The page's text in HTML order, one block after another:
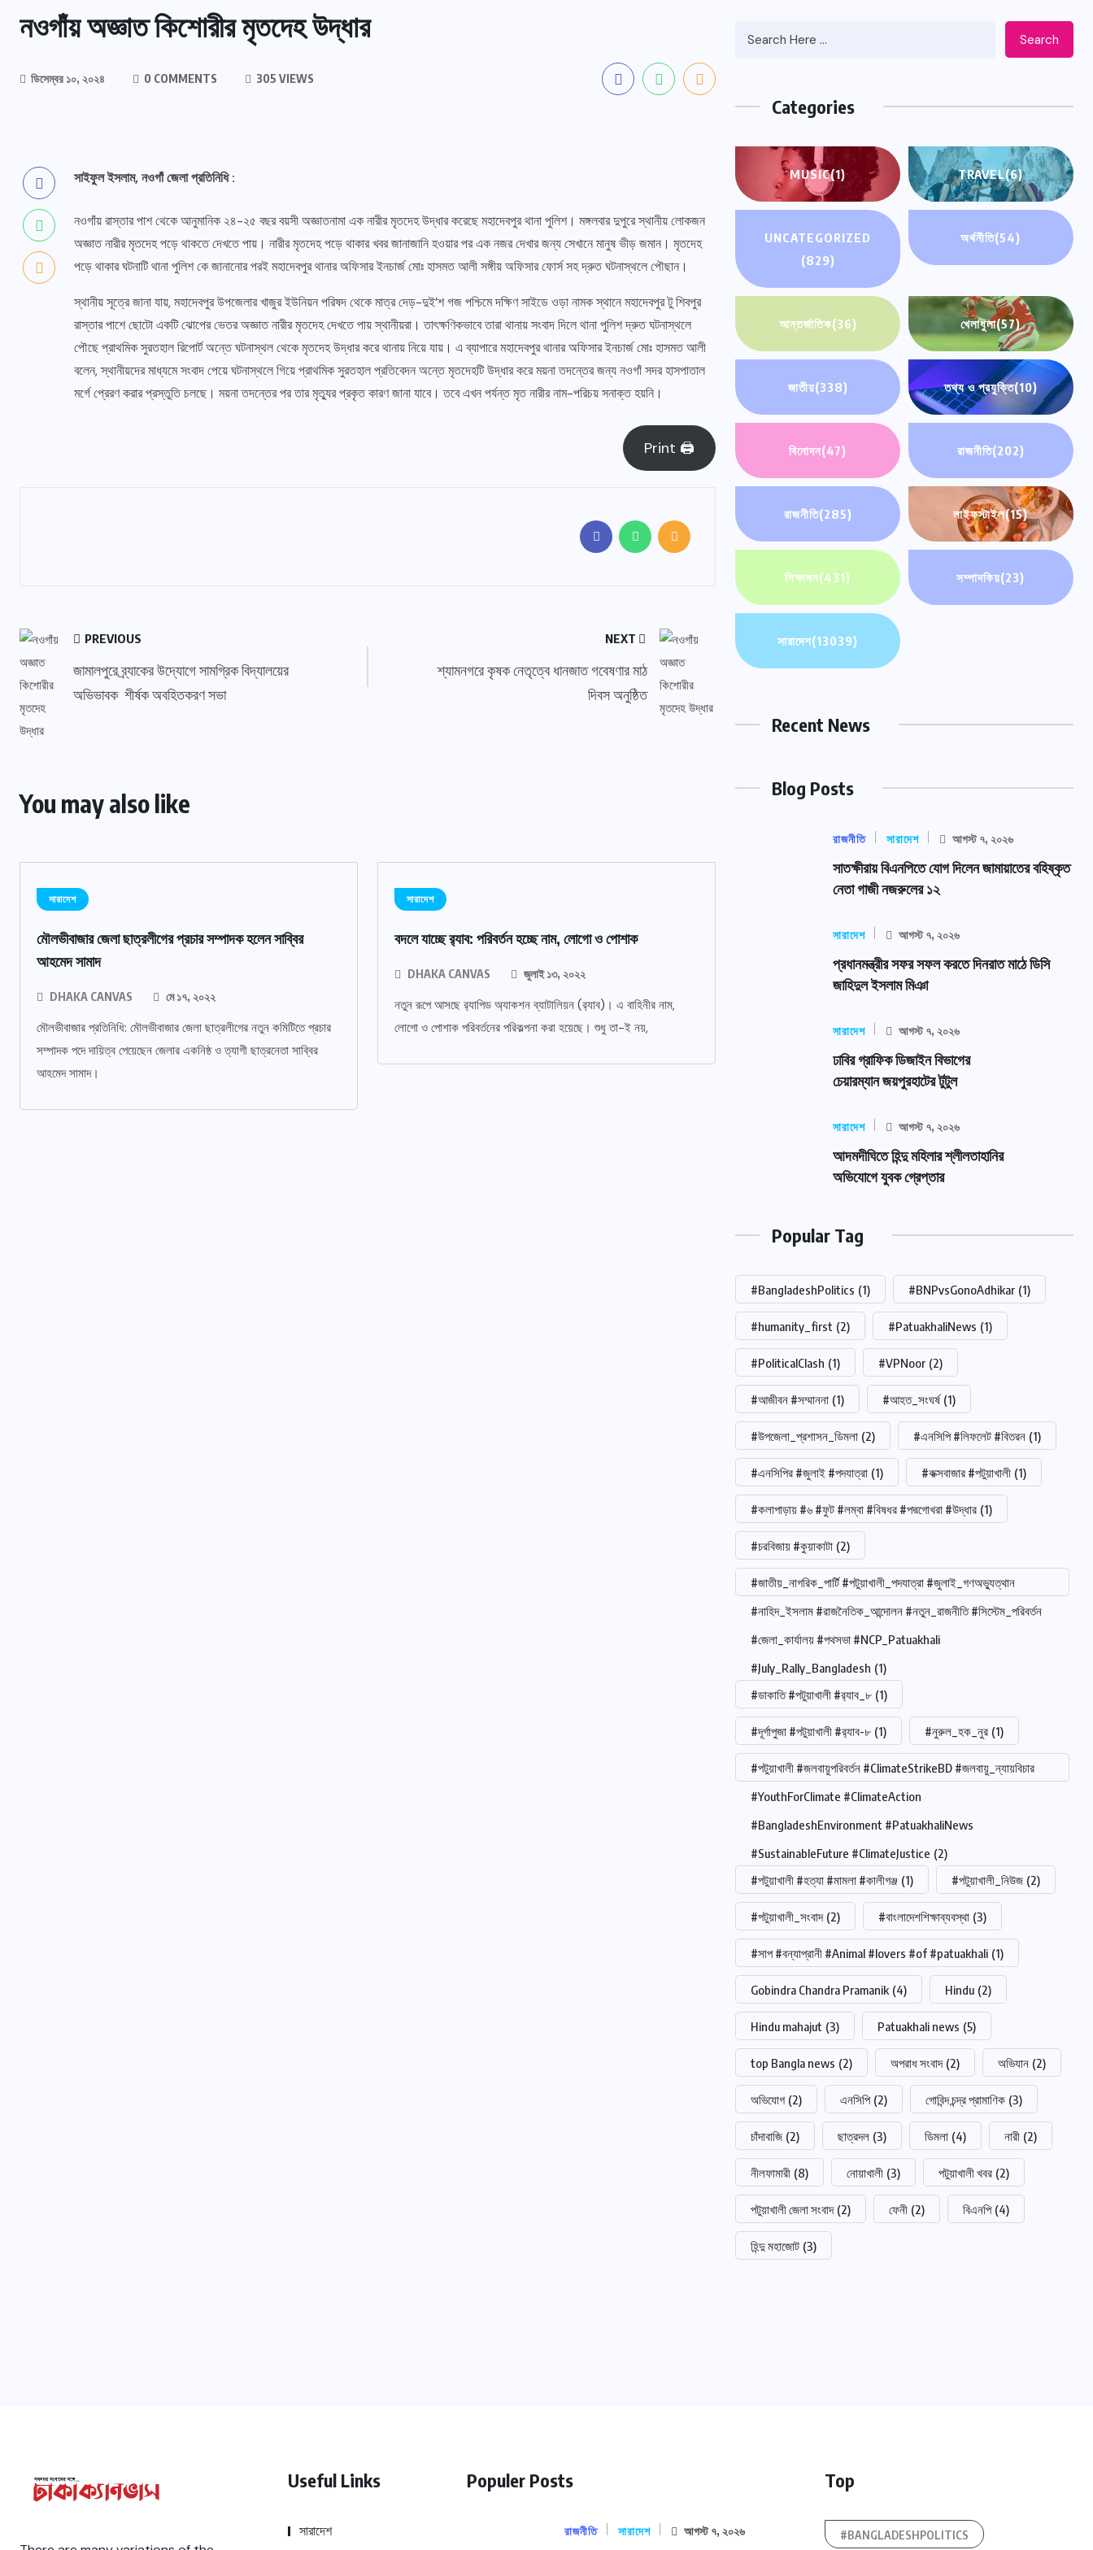
নওগাঁয় অজ্ঞাত কিশোরীর মৃতদেহ উদ্ধার
ডিসেম্বর ১০, ২০২৪ 0 COMMENTS 305 VIEWS
সাইফুল ইসলাম, নওগাঁ জেলা প্রতিনিধি :
নওগাঁয় রাস্তার পাশ থেকে আনুমানিক ২৪-২৫ বছর বয়সী অজ্ঞাতনামা এক নারীর মৃতদেহ উদ্ধার করেছে মহাদেবপুর থানা পুলিশ। মঙ্গলবার দুপুরে স্থানীয় লোকজন
অজ্ঞাত নারীর মৃতদেহ পড়ে থাকতে দেখতে পায়। নারীর মৃতদেহ পড়ে থাকার খবর জানাজানি হওয়ার পর এক নজর দেখার জন্য সেখানে মানুষ ভীড় জমান। মৃতদেহ
পড়ে থাকার ঘটনাটি থানা পুলিশ কে জানানোর পরই মহাদেবপুর থানার অফিসার ইনচার্জ মোঃ হাসমত আলী সঙ্গীয় অফিসার ফোর্স সহ দ্রুত ঘটনাস্থলে পৌছান।
স্থানীয় সূত্রে জানা যায়, মহাদেবপুর উপজেলার খাজুর ইউনিয়ন পরিষদ থেকে মাত্র দেড়-দুই’শ গজ পশ্চিমে দক্ষিণ সাইডে ওড়া নামক স্থানে মহাদেবপুর টু শিবপুর
রাস্তার পাশে ছোটো একটি ঝোপের ভেতর অজ্ঞাত নারীর মৃতদেহ দেখতে পায় স্থানীয়রা। তাৎক্ষণিকভাবে তারা থানায় সংবাদ দিলে থানা পুলিশ দ্রুত ঘটনাস্থলে
পৌছে প্রাথমিক সুরতহাল রিপোর্ট অন্তে ঘটনাস্থল থেকে মৃতদেহ উদ্ধার করে থানায় নিয়ে যায়। এ ব্যাপারে মহাদেবপুর থানার অফিসার ইনচার্জ মোঃ হাসমত আলী
বলেন, স্থানীয়দের মাধ্যমে সংবাদ পেয়ে ঘটনাস্থলে গিয়ে প্রাথমিক সুরতহাল প্রতিবেদন অন্তে মৃতদেহটি উদ্ধার করে ময়না তদন্তের জন্য নওগাঁ সদর হাসপাতাল
মর্গে প্রেরণ করার প্রস্তুতি চলছে। ময়না তদন্তের পর তার মৃত্যুর প্রকৃত কারণ জানা যাবে। তবে এখন পর্যন্ত মৃত নারীর নাম-পরিচয় সনাক্ত হয়নি।
Print 🖨
PREVIOUS
জামালপুরে ব্র্যাকের উদ্যোগে সামগ্রিক বিদ্যালয়ের
অভিভাবক শীর্ষক অবহিতকরণ সভা
NEXT
শ্যামনগরে কৃষক নেতৃত্বে ধানজাত গবেষণার মাঠ
দিবস অনুষ্ঠিত
You may also like
সারাদেশ
মৌলভীবাজার জেলা ছাত্রলীগের প্রচার সম্পাদক হলেন সাব্বির
আহমেদ সামাদ
DHAKA CANVAS মে ১৭, ২০২২
মৌলভীবাজার প্রতিনিধি: মৌলভীবাজার জেলা ছাত্রলীগের নতুন কমিটিতে প্রচার
সম্পাদক পদে দায়িত্ব পেয়েছেন জেলার একনিষ্ঠ ও ত্যাগী ছাত্রনেতা সাব্বির
আহমেদ সামাদ।
সারাদেশ
বদলে যাচ্ছে র‌্যাব: পরিবর্তন হচ্ছে নাম, লোগো ও পোশাক
DHAKA CANVAS জুলাই ১৩, ২০২২
নতুন রূপে আসছে র‌্যাপিড অ্যাকশন ব্যাটালিয়ন (র‌্যাব)। এ বাহিনীর নাম,
লোগো ও পোশাক পরিবর্তনের পরিকল্পনা করা হয়েছে। শুধু তা-ই নয়,
Search
Categories
MUSIC(1) TRAVEL(6)
UNCATEGORIZED
(829)
অর্থনীতি(54)
আন্তর্জাতিক(36) খেলাধুলা(57)
জাতীয়(338) তথ্য ও প্রযুক্তি(10)
বিনোদন(47) রাজনীতি(202)
রাজনীতি(285) লাইফস্টাইল(15)
শিক্ষাঙ্গন(431) সম্পাদকিয়(23)
সারাদেশ(13039)
Recent News
Blog Posts
রাজনীতি সারাদেশ আগস্ট ৭, ২০২৬
সাতক্ষীরায় বিএনপিতে যোগ দিলেন জামায়াতের বহিষ্কৃত
নেতা গাজী নজরুলের ১২
সারাদেশ আগস্ট ৭, ২০২৬
প্রধানমন্ত্রীর সফর সফল করতে দিনরাত মাঠে ডিসি
জাহিদুল ইসলাম মিঞা
সারাদেশ আগস্ট ৭, ২০২৬
ঢাবির গ্রাফিক ডিজাইন বিভাগের
চেয়ারম্যান জয়পুরহাটের টুটুল
সারাদেশ আগস্ট ৭, ২০২৬
আদমদীঘিতে হিন্দু মহিলার শ্লীলতাহানির
অভিযোগে যুবক গ্রেপ্তার
Popular Tag
#BangladeshPolitics (1) #BNPvsGonoAdhikar (1)
#humanity_first (2) #PatuakhaliNews (1)
#PoliticalClash (1) #VPNoor (2)
#আজীবন #সম্মাননা (1) #আহত_সংঘর্ষ (1)
#উপজেলা_প্রশাসন_ডিমলা (2) #এনসিপি #লিফলেট #বিতরন (1)
#এনসিপির #জুলাই #পদযাত্রা (1) #কক্সবাজার #পটুয়াখালী (1)
#কলাপাড়ায় #৬ #ফুট #লম্বা #বিষধর #পদ্মগোখরা #উদ্ধার (1)
#চরবিজায় #কুয়াকাটা (2)
#জাতীয়_নাগরিক_পার্টি #পটুয়াখালী_পদযাত্রা #জুলাই_গণঅভ্যুত্থান
#নাহিদ_ইসলাম #রাজনৈতিক_আন্দোলন #নতুন_রাজনীতি #সিস্টেম_পরিবর্তন
#জেলা_কার্যালয় #পথসভা #NCP_Patuakhali
#July_Rally_Bangladesh (1)
#ডাকাতি #পটুয়াখালী #র‍্যাব_৮ (1)
#দূর্গাপুজা #পটুয়াখালী #র‍্যাব-৮ (1) #নুরুল_হক_নুর (1)
#পটুয়াখালী #জলবায়ুপরিবর্তন #ClimateStrikeBD #জলবায়ু_ন্যায়বিচার
#YouthForClimate #ClimateAction
#BangladeshEnvironment #PatuakhaliNews
#SustainableFuture #ClimateJustice (2)
#পটুয়াখালী #হত্যা #মামলা #কালীগঞ্জ (1) #পটুয়াখালী_নিউজ (2)
#পটুয়াখালী_সংবাদ (2) #বাংলাদেশশিক্ষাব্যবস্থা (3)
#সাপ #বন্যাপ্রানী #Animal #lovers #of #patuakhali (1)
Gobindra Chandra Pramanik (4) Hindu (2)
Hindu mahajut (3) Patuakhali news (5)
top Bangla news (2) অপরাধ সংবাদ (2) অভিযান (2)
অভিযোগ (2) এনসিপি (2) গোবিন্দ চন্দ্র প্রামাণিক (3)
চাঁদাবাজি (2) ছাত্রদল (3) ডিমলা (4) নারী (2)
নীলফামারী (8) নোয়াখালী (3) পটুয়াখালী খবর (2)
পটুয়াখালী জেলা সংবাদ (2) ফেনী (2) বিএনপি (4)
হিন্দু মহাজোট (3)
Useful Links
সারাদেশ
Populer Posts
রাজনীতি সারাদেশ আগস্ট ৭, ২০২৬
Top
#BANGLADESHPOLITICS